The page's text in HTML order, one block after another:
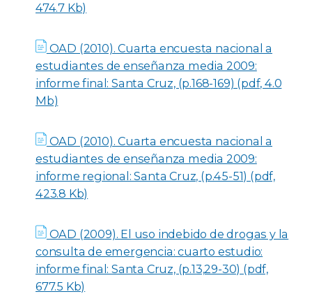
474.7 Kb)
OAD (2010). Cuarta encuesta nacional a
estudiantes de enseñanza media 2009:
informe final: Santa Cruz, (p.168-169) (pdf, 4.0
Mb)
OAD (2010). Cuarta encuesta nacional a
estudiantes de enseñanza media 2009:
informe regional: Santa Cruz, (p.45-51) (pdf,
423.8 Kb)
OAD (2009). El uso indebido de drogas y la
consulta de emergencia: cuarto estudio:
informe final: Santa Cruz, (p.13,29-30) (pdf,
677.5 Kb)